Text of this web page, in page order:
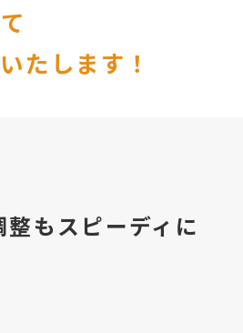
たします！
もスピーディに